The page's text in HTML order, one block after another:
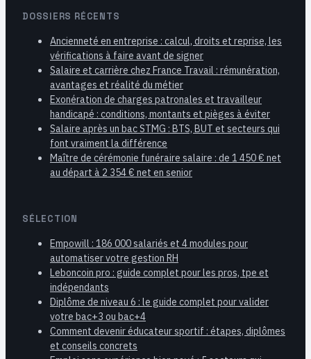
DOSSIERS RÉCENTS
Ancienneté en entreprise : calcul, droits et reprise, les
vérifications à faire avant de signer
Salaire et carrière chez France Travail : rémunération,
avantages et réalité du métier
Exonération de charges patronales et travailleur
handicapé : conditions, montants et pièges à éviter
Salaire après un bac STMG : BTS, BUT et secteurs qui
font vraiment la différence
Maître de cérémonie funéraire salaire : de 1 450 € net
au départ à 2 354 € net en senior
SÉLECTION
Empowill : 186 000 salariés et 4 modules pour
automatiser votre gestion RH
Leboncoin pro : guide complet pour les pros, tpe et
indépendants
Diplôme de niveau 6 : le guide complet pour valider
votre bac+3 ou bac+4
Comment devenir éducateur sportif : étapes, diplômes
et conseils concrets